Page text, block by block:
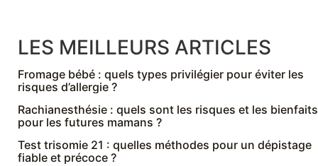
LES MEILLEURS ARTICLES
Fromage bébé : quels types privilégier pour éviter les
risques d’allergie ?
Rachianesthésie : quels sont les risques et les bienfaits
pour les futures mamans ?
Test trisomie 21 : quelles méthodes pour un dépistage
fiable et précoce ?